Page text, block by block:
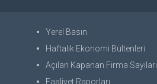
Yerel Basın
Haftalık Ekonomi Bültenleri
Açılan Kapanan Firma Sayıları
Faaliyet Raporları